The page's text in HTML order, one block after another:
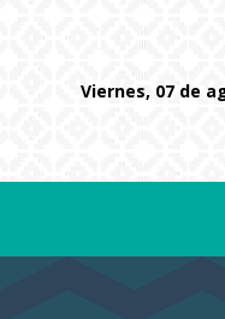
viernes, 07 de